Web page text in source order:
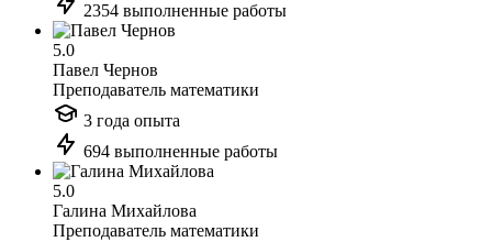
2354 выполненные работы
5.0
Павел Чернов
Преподаватель математики
3 года опыта
694 выполненные работы
5.0
Галина Михайлова
Преподаватель математики